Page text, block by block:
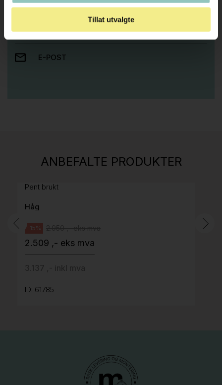
Tillat utvalgte
Ta kontakt med oss så hjelper vi deg!
RING OSS PÅ 22 15 15 00
E-POST
ANBEFALTE PRODUKTER
H05 5600 Swingback-armlene Mørk
Pent brukt
Håg
-15%
2.509 ,- eks mva
ID: 61785